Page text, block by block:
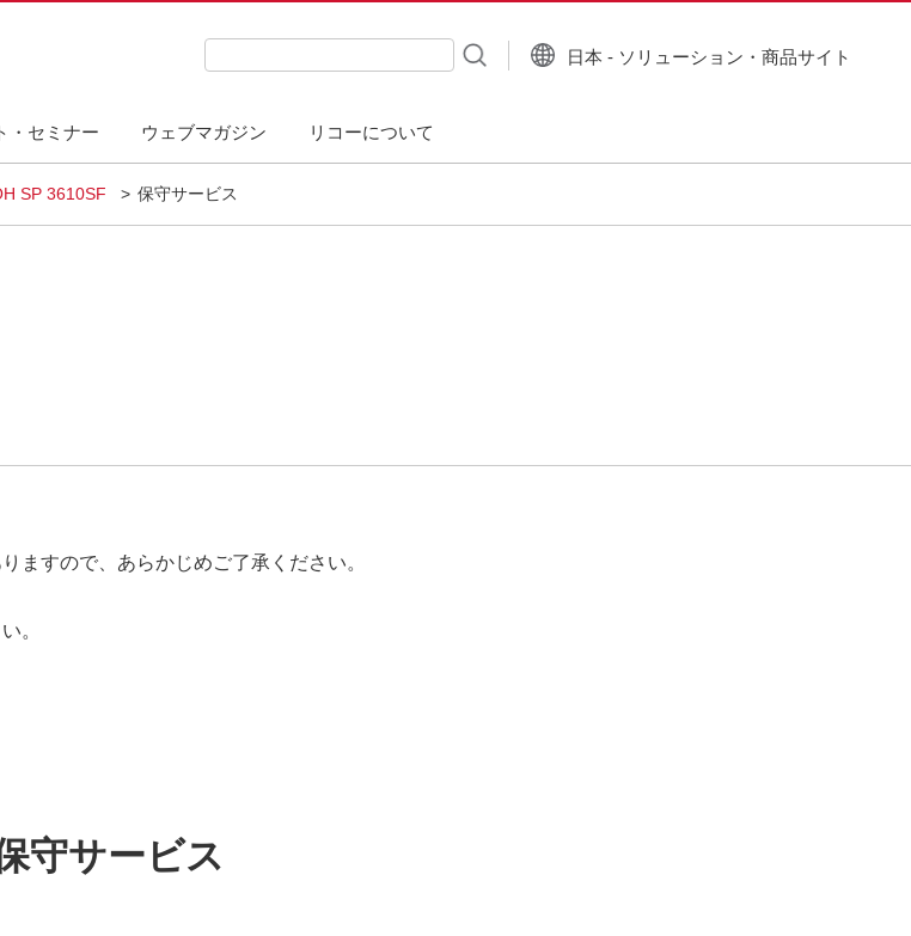
・セミナー ウェブマガジン リコーについて
検索キーワード入力
日本 - ソリューション・商品サイト
SP 3610SF 保守サービス
ますので、あらかじめご了承ください。
。
守サービス